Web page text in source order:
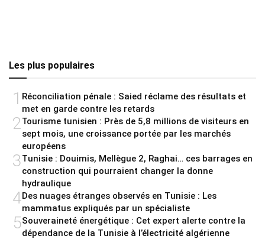
Les plus populaires
1 Réconciliation pénale : Saied réclame des résultats et
met en garde contre les retards
2Tourisme tunisien : Près de 5,8 millions de visiteurs en
sept mois, une croissance portée par les marchés
européens
3Tunisie : Douimis, Mellègue 2, Raghai… ces barrages en
construction qui pourraient changer la donne
hydraulique
4Des nuages étranges observés en Tunisie : Les
mammatus expliqués par un spécialiste
5Souveraineté énergétique : Cet expert alerte contre la
dépendance de la Tunisie à l’électricité algérienne